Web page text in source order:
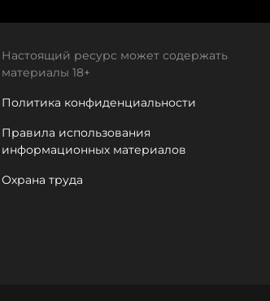
Настоящий ресурс может содержать
материалы 18+
Политика конфиденциальности
Правила использования
информационных материалов
Охрана труда